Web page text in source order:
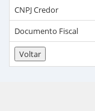
CNPJ Credor
Documento Fiscal